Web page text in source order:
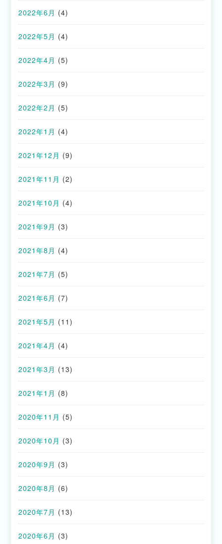
2022年6月 (4)
2022年5月 (4)
2022年4月 (5)
2022年3月 (9)
2022年2月 (5)
2022年1月 (4)
2021年12月 (9)
2021年11月 (2)
2021年10月 (4)
2021年9月 (3)
2021年8月 (4)
2021年7月 (5)
2021年6月 (7)
2021年5月 (11)
2021年4月 (4)
2021年3月 (13)
2021年1月 (8)
2020年11月 (5)
2020年10月 (3)
2020年9月 (3)
2020年8月 (6)
2020年7月 (13)
2020年6月 (3)